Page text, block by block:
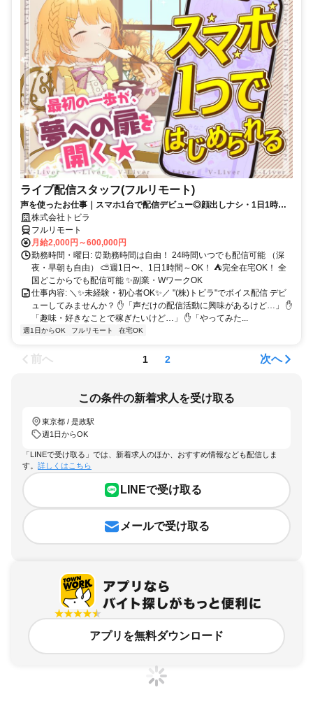
ライブ配信スタッフ(フルリモート)
声を使ったお仕事｜スマホ1台で配信デビュー◎顔出しナシ・1日1時間
～OK♪
株式会社トビラ
フルリモート
月給2,000円～600,000円
勤務時間・曜日: ⏰勤務時間は自由！ 24時間いつでも配信可能 （深
夜・早朝も自由） ⛅週1日〜、1日1時間～OK！ ⛺完全在宅OK！ 全
国どこからでも配信可能 ✨副業・WワークOK
仕事内容: ＼✨未経験・初心者OK✨／ "(株)トビラ"でボイス配信 デビ
ューしてみませんか？ ✋「声だけの配信活動に興味があるけど…」 ✋
「趣味・好きなことで稼ぎたいけど…」 ✋「やってみた...
週1日からOK フルリモート 在宅OK
前へ 1 2 次へ
この条件の新着求人を受け取る
東京都 / 是政駅
週1日からOK
「LINEで受け取る」では、新着求人のほか、おすすめ情報なども配信しま
す。 詳しくはこちら
LINEで受け取る
メールで受け取る
アプリを無料ダウンロード